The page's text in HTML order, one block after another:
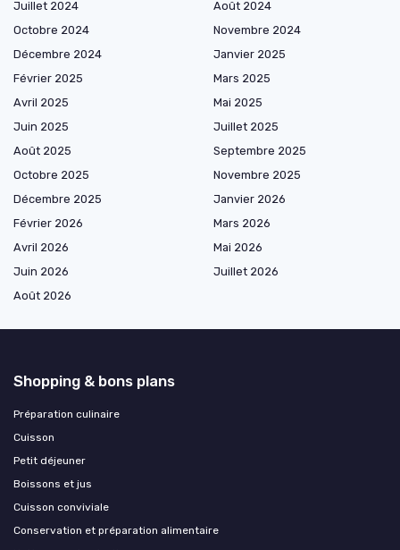
Juillet 2024
Août 2024
Octobre 2024
Novembre 2024
Décembre 2024
Janvier 2025
Février 2025
Mars 2025
Avril 2025
Mai 2025
Juin 2025
Juillet 2025
Août 2025
Septembre 2025
Octobre 2025
Novembre 2025
Décembre 2025
Janvier 2026
Février 2026
Mars 2026
Avril 2026
Mai 2026
Juin 2026
Juillet 2026
Août 2026
Shopping & bons plans
Préparation culinaire
Cuisson
Petit déjeuner
Boissons et jus
Cuisson conviviale
Conservation et préparation alimentaire